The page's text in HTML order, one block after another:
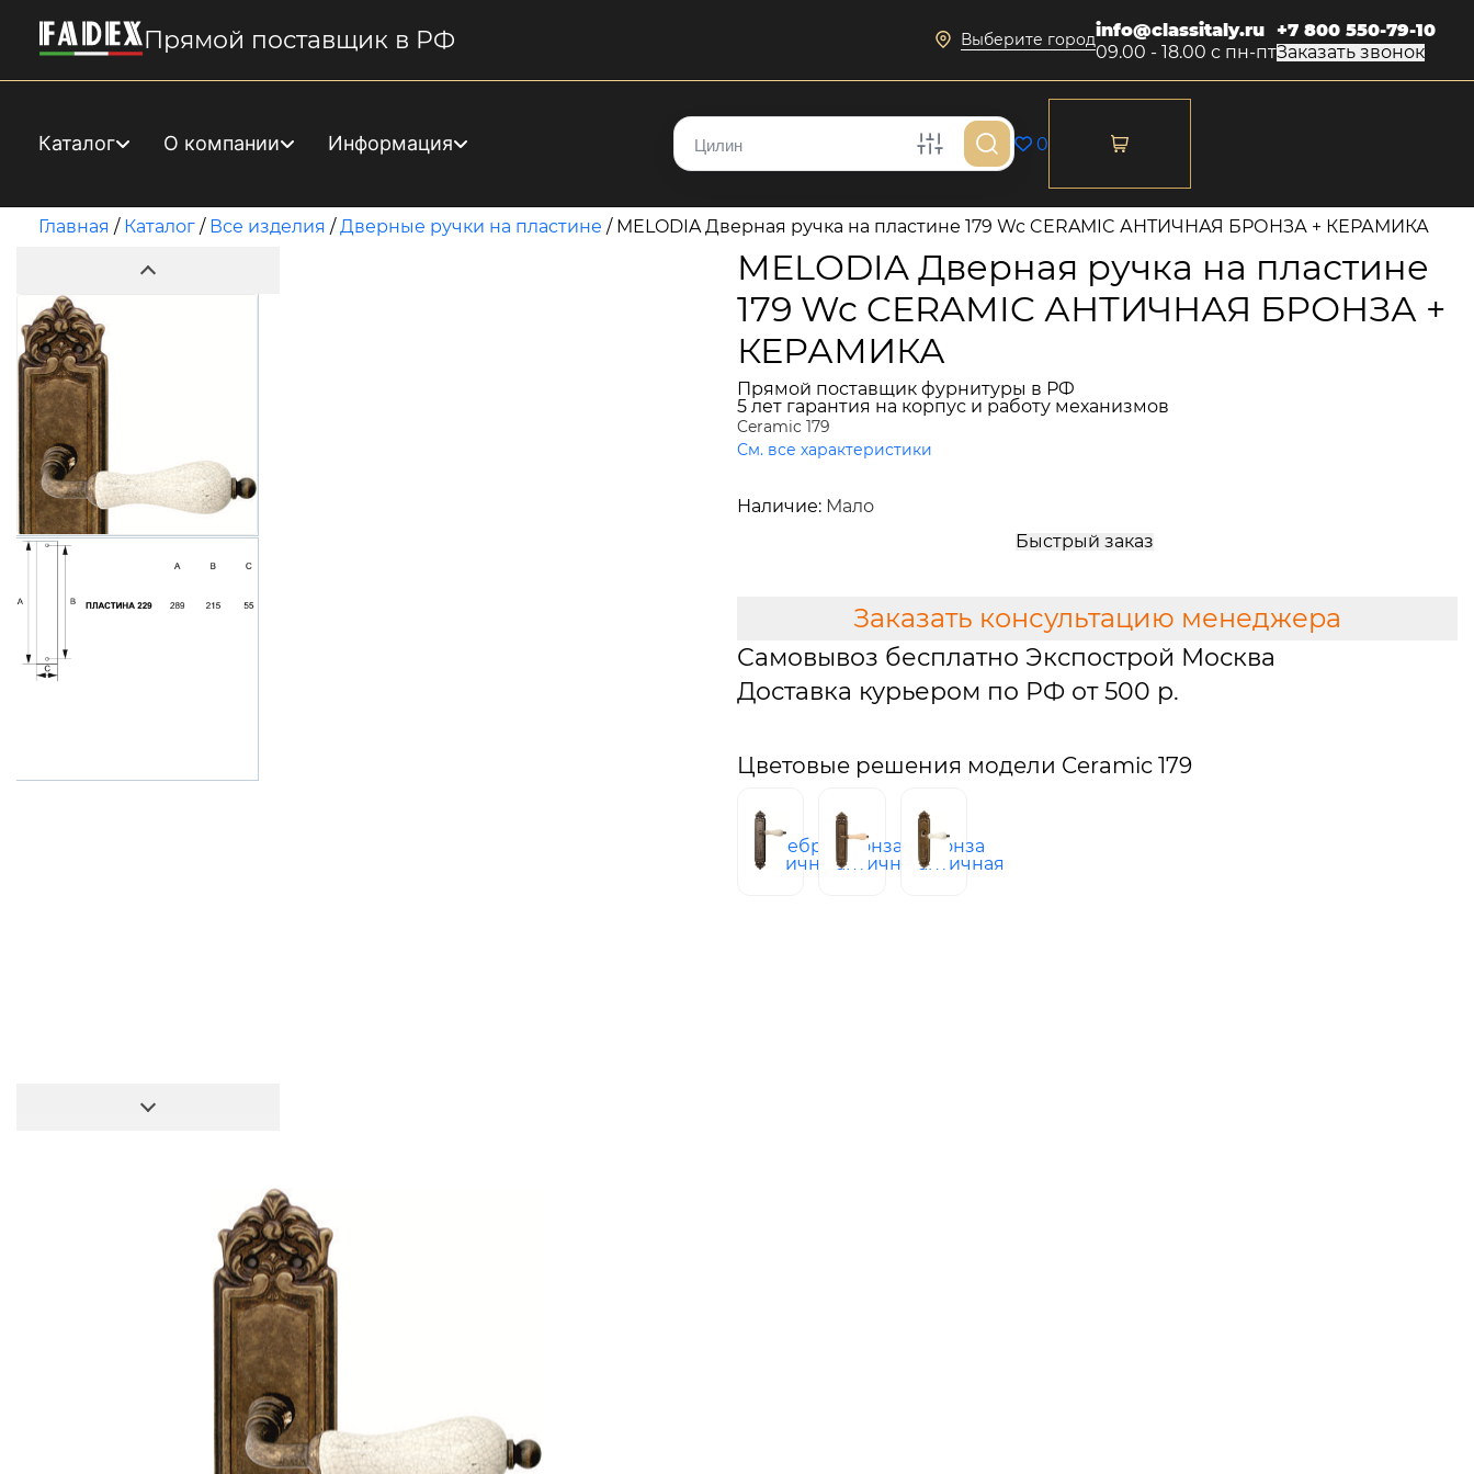
Прямой поставщик в РФ Выберите городinfo@classitaly.ru
09.00 - 18.00 с пн-пт
+7 800 550-79-10
Заказать звонок
Каталог О компании Информация 0
Главная / Каталог / Все изделия /Дверные ручки на пластине / MELODIA Дверная ручка на пластине 179 Wc CERAMIC АНТИЧНАЯ БРОНЗА + КЕРАМИКА
MELODIA Дверная ручка на пластине
179 Wc CERAMIC АНТИЧНАЯ БРОНЗА +
КЕРАМИКА
Прямой поставщик фурнитуры в РФ
5 лет гарантия на корпус и работу механизмов
Ceramic 179
См. все характеристики
Наличие: Мало
Быстрый заказ
Заказать консультацию менеджера
Самовывоз бесплатно Экспострой Москва
Доставка курьером по РФ от 500 р.
Цветовые решения модели Ceramic 179
серебро
античное
бронза
античная
бронза
античная